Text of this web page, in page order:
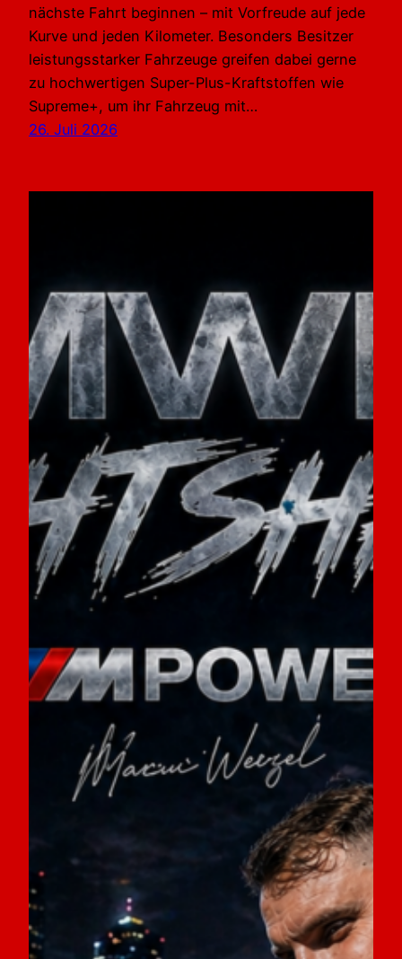
nächste Fahrt beginnen – mit Vorfreude auf jede
Kurve und jeden Kilometer. Besonders Besitzer
leistungsstarker Fahrzeuge greifen dabei gerne
zu hochwertigen Super-Plus-Kraftstoffen wie
Supreme+, um ihr Fahrzeug mit…
26. Juli 2026